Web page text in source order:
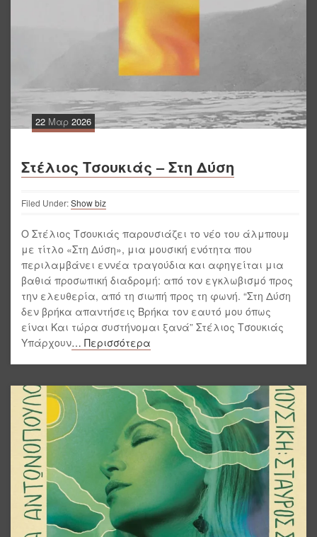
22 Μαρ 2026
Στέλιος Τσουκιάς – Στη Δύση
Filed Under:Show biz
Ο Στέλιος Τσουκιάς παρουσιάζει το νέο του άλμπουμ
με τίτλο «Στη Δύση», μια μουσική ενότητα που
περιλαμβάνει εννέα τραγούδια και αφηγείται μια
βαθιά προσωπική διαδρομή: από τον εγκλωβισμό προς
την ελευθερία, από τη σιωπή προς τη φωνή. “Στη Δύση
δεν βρήκα απαντήσεις Βρήκα τον εαυτό μου όπως
είναι Και τώρα συστήνομαι ξανά” Στέλιος Τσουκιάς
Υπάρχουν… Περισσότερα